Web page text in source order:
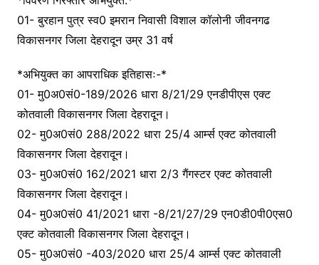
01- बुरहान पुत्र स्व0 इमरान निवासी विशाल कॉलोनी जीवनगढ
विकासनगर जिला देहरादून उम्र 31 वर्ष
*अभियुक्त का आपराधिक इतिहासः-*
01- मु0अ0सं0-189/2026 धारा 8/21/29 एनडीपीएस एक्ट
कोतवाली विकासनगर जिला देहरादून।
02- मु0अ0सं0 288/2022 धारा 25/4 आर्म्स एक्ट कोतवाली
विकासनगर जिला देहरादून।
03- मु0अ0सं0 162/2021 धारा 2/3 गैंगस्टर एक्ट कोतवाली
विकासनगर जिला देहरादून।
04- मु0अ0सं0 41/2021 धारा -8/21/27/29 एन0डी0पी0एस0
एक्ट कोतवाली विकासनगर जिला देहरादून।
05- मु0अ0सं0 -403/2020 धारा 25/4 आर्म्स एक्ट कोतवाली